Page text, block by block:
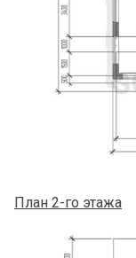
План 2-го этажа